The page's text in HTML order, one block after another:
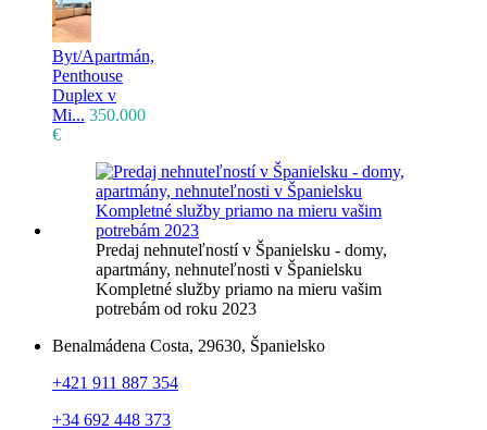
Byt/Apartmán,
Penthouse
Duplex v
Mi... 350.000
€
Predaj nehnuteľností v Španielsku - domy,
apartmány, nehnuteľnosti v Španielsku
Kompletné služby priamo na mieru vašim
potrebám od roku 2023
Benalmádena Costa, 29630, Španielsko
+421 911 887 354
+34 692 448 373